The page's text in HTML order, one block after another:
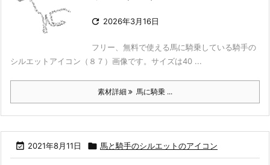
 2026年3月16日
フリー、無料で使える馬に騎乗している騎手の
シルエットアイコン（８７）画像です。サイズは40 ...
素材詳細 馬に騎乗 ...
 2021年8月11日  馬と騎手のシルエットのアイコン